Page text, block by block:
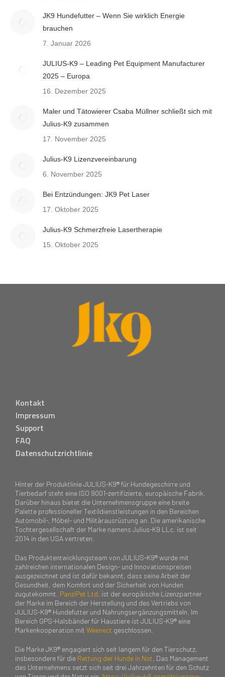
JK9 Hundefutter – Wenn Sie wirklich Energie
brauchen
7. Januar 2026
JULIUS-K9 – Leading Pet Equipment Manufacturer
2025 – Europa
16. Dezember 2025
Maler und Tätowierer Csaba Müllner schließt sich mit
Julius-K9 zusammen
17. November 2025
Julius-K9 Lizenzvereinbarung
6. November 2025
Bei Entzündungen: JK9 Pet Laser
17. Oktober 2025
Julius-K9 Schmerzfreie Lasertherapie
15. Oktober 2025
Kontakt
Impressum
Support
FAQ
Datenschutzrichtlinie
Hinter der Produktlinie JULIUS-K9® für Hundegeschirre und
Tierbedarf steht eine ISO 9001-zertifizierte, europäische Fabrik.
Darüber hinaus bietet die Unternehmensgruppe eine breite
Palette professioneller Textildienstleistungen in den Bereichen
Automobil-, Möbel- und Militärausrüstung an. Die amerikanische
Tochtergesellschaft der Marke namens Julius-K9 LLc. ist seit
2014 in den USA vertreten.
Das Produktentwicklungsteam von JULIUS-K9® wurde mit
zahlreichen internationalen Design- und Innovationspreisen
ausgezeichnet und ist dafür bekannt, dass seine Arbeit der
Gesundheit, dem Komfort und der Sicherheit von Hunden
zugutekommt. PanziPet Ltd . ist der europäische Lizenzpartner
der Marke im Bereich der Herstellung und des Vertriebs von
JULIUS-K9® Hundefutter und Nahrungsergänzungsmitteln. Im
Bereich GPS-Halsbänder für Haustiere ist JULIUS-K9® eine
Markenkooperation mit Weenect geschlossen.
Die Marke JK9® engagiert sich seit langem für den Tierschutz,
insbesondere für die Rettung der Hunde in Not . Das Management
des Unternehmens setzt sich seit drei Jahrzehnten für den Schutz